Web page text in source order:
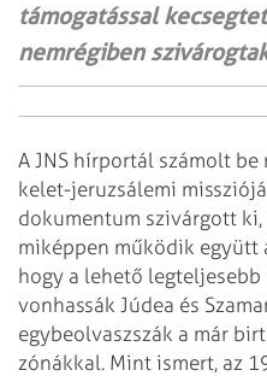
támogatással
nemrégiben
A JNS hírportál számolt
kelet-jeruzsálemi
dokumentum szivárgott
miképpen működik együtt
hogy a lehető
vonhassák Júdea és
egybeolvaszszák a már
zónákkal. Mint ismert, az